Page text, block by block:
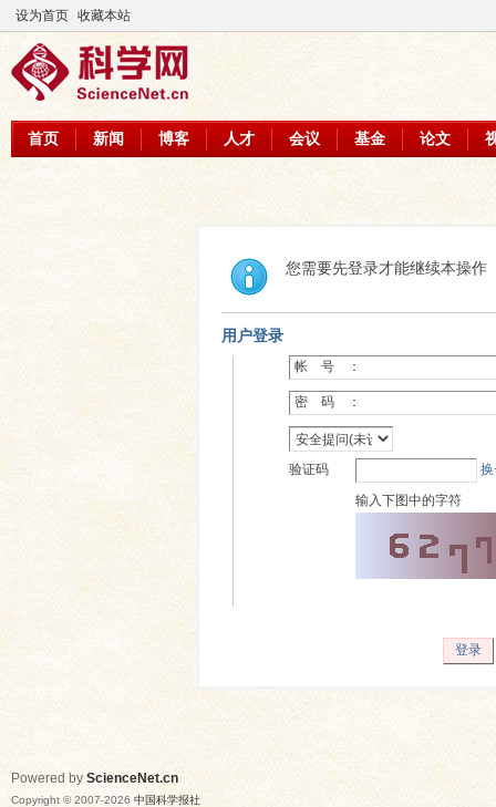
设为首页 收藏本站
首页 新闻 博客 人才 会议 基金 论文
您需要先登录才能继续本操作
用户登录
帐 号 ：
密 码 ：
验证码
输入下图中的字符
登录
Powered by ScienceNet.cn
Copyright © 2007-2026 中国科学报社